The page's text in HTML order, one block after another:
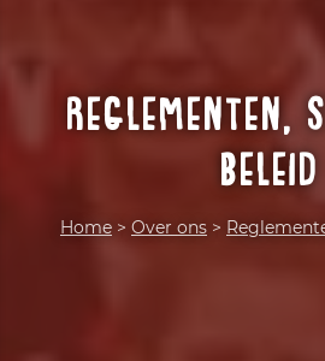
Reglementen,
beleid
Home > Over ons >